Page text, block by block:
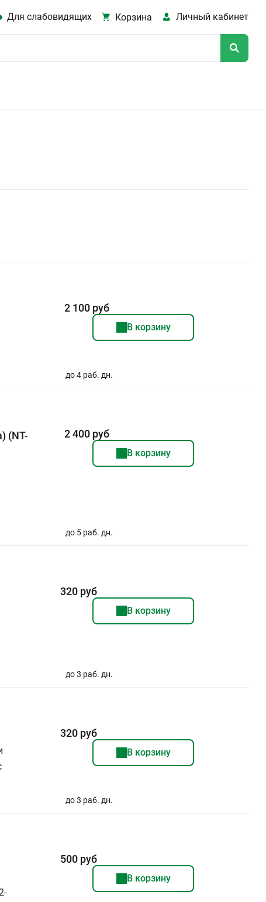
Для слабовидящих Корзина Личный кабинет
2 100 руб
В корзину
до 4 раб. дн.
(NT-
2 400 руб
В корзину
до 5 раб. дн.
320 руб
В корзину
до 3 раб. дн.
320 руб
В корзину
до 3 раб. дн.
500 руб
В корзину